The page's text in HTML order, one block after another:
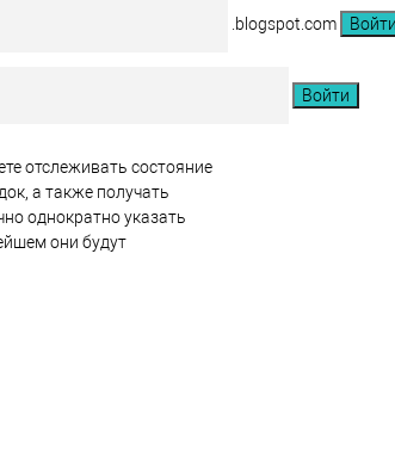
.blogspot.com
отслеживать состояние
а также получать
однократно указать
они будут